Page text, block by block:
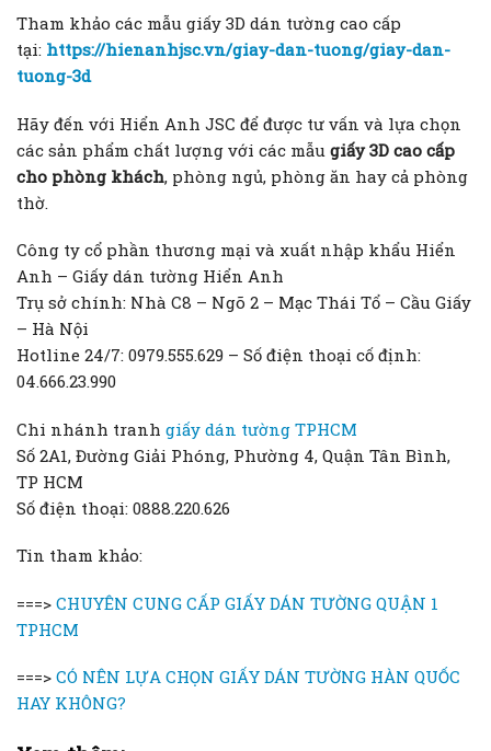
Tham khảo các mẫu giấy 3D dán tường cao cấp
tại: https://hienanhjsc.vn/giay-dan-tuong/giay-dan-
tuong-3d
Hãy đến với Hiển Anh JSC để được tư vấn và lựa chọn
các sản phẩm chất lượng với các mẫu giấy 3D cao cấp
cho phòng khách, phòng ngủ, phòng ăn hay cả phòng
thờ.
Công ty cổ phần thương mại và xuất nhập khẩu Hiển
Anh – Giấy dán tường Hiển Anh
Trụ sở chính: Nhà C8 – Ngõ 2 – Mạc Thái Tổ – Cầu Giấy
– Hà Nội
Hotline 24/7: 0979.555.629 – Số điện thoại cố định:
04.666.23.990
Chi nhánh tranh giấy dán tường TPHCM
Số 2A1, Đường Giải Phóng, Phường 4, Quận Tân Bình,
TP HCM
Số điện thoại: 0888.220.626
Tin tham khảo:
===> CHUYÊN CUNG CẤP GIẤY DÁN TƯỜNG QUẬN 1
TPHCM
===> CÓ NÊN LỰA CHỌN GIẤY DÁN TƯỜNG HÀN QUỐC
HAY KHÔNG?